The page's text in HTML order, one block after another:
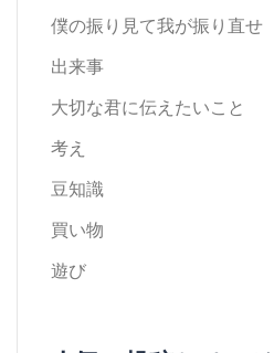
僕の振り見て我が振り直せ
出来事
大切な君に伝えたいこと
考え
豆知識
買い物
遊び